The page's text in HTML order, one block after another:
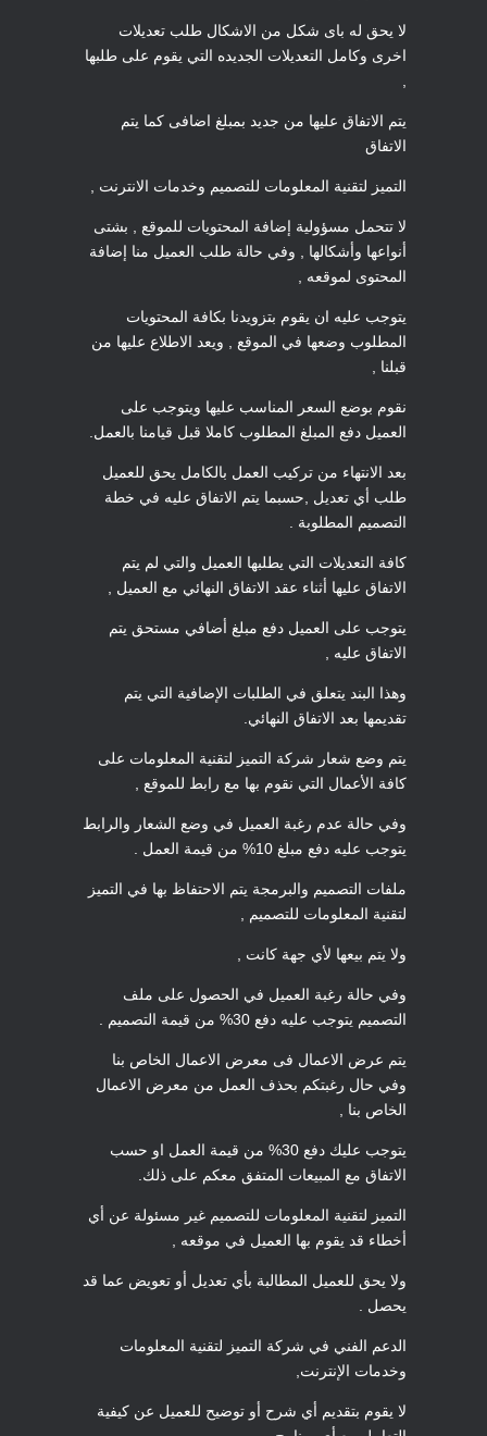
لا يحق له باى شكل من الاشكال طلب تعديلات
اخرى وكامل التعديلات الجديده التي يقوم على طلبها
يتم الاتفاق عليها من جديد بمبلغ اضافى كما يتم
الاتفاق
التميز لتقنية المعلومات للتصميم وخدمات الانترنت ,
لا تتحمل مسؤولية إضافة المحتويات للموقع , بشتى
أنواعها وأشكالها , وفي حالة طلب العميل منا إضافة
المحتوى لموقعه ,
يتوجب عليه ان يقوم بتزويدنا بكافة المحتويات
المطلوب وضعها في الموقع , ويعد الاطلاع عليها من
قبلنا ,
نقوم بوضع السعر المناسب عليها ويتوجب على
العميل دفع المبلغ المطلوب كاملا قبل قيامنا بالعمل.
بعد الانتهاء من تركيب العمل بالكامل يحق للعميل
طلب أي تعديل ,حسبما يتم الاتفاق عليه في خطة
التصميم المطلوبة .
كافة التعديلات التي يطلبها العميل والتي لم يتم
الاتفاق عليها أثناء عقد الاتفاق النهائي مع العميل ,
يتوجب على العميل دفع مبلغ أضافي مستحق يتم
الاتفاق عليه ,
وهذا البند يتعلق في الطلبات الإضافية التي يتم
تقديمها بعد الاتفاق النهائي.
يتم وضع شعار شركة التميز لتقنية المعلومات على
كافة الأعمال التي نقوم بها مع رابط للموقع ,
وفي حالة عدم رغبة العميل في وضع الشعار والرابط
يتوجب عليه دفع مبلغ 10% من قيمة العمل .
ملفات التصميم والبرمجة يتم الاحتفاظ بها في التميز
لتقنية المعلومات للتصميم ,
ولا يتم بيعها لأي جهة كانت ,
وفي حالة رغبة العميل في الحصول على ملف
التصميم يتوجب عليه دفع 30% من قيمة التصميم .
يتم عرض الاعمال فى معرض الاعمال الخاص بنا
وفي حال رغبتكم بحذف العمل من معرض الاعمال
الخاص بنا ,
يتوجب عليك دفع 30% من قيمة العمل او حسب
الاتفاق مع المبيعات المتفق معكم على ذلك.
التميز لتقنية المعلومات للتصميم غير مسئولة عن أي
أخطاء قد يقوم بها العميل في موقعه ,
ولا يحق للعميل المطالبة بأي تعديل أو تعويض عما قد
يحصل .
الدعم الفني في شركة التميز لتقنية المعلومات
وخدمات الإنترنت,
لا يقوم بتقديم أي شرح أو توضيح للعميل عن كيفية